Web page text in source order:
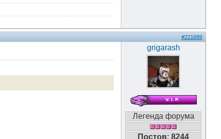
#221689
grigarash
Легенда форума
Постов: 8244